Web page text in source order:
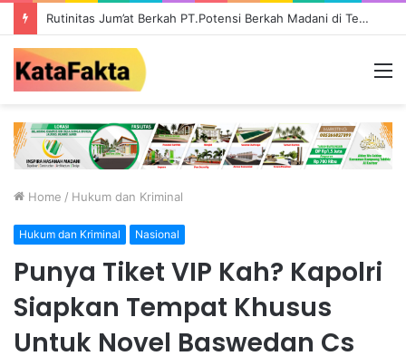
Rutinitas Jum’at Berkah PT.Potensi Berkah Madani di Tebo, Salurkan Bantuan ke Masyarakat
Home / Hukum dan Kriminal
Hukum dan Kriminal Nasional
Punya Tiket VIP Kah? Kapolri
Siapkan Tempat Khusus
Untuk Novel Baswedan Cs